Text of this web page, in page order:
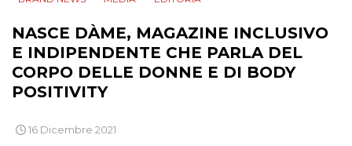
TV
NASCE DÀME, MAGAZINE INCLUSIVO
E INDIPENDENTE CHE PARLA DEL
CORPO DELLE DONNE E DI BODY
POSITIVITY
16 Dicembre 2021